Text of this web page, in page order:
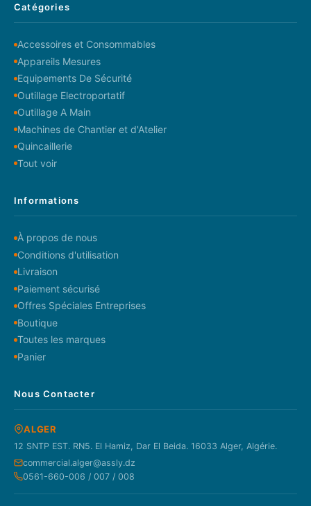
Catégories
Accessoires et Consommables
Appareils Mesures
Equipements De Sécurité
Outillage Electroportatif
Outillage A Main
Machines de Chantier et d'Atelier
Quincaillerie
Tout voir
Informations
À propos de nous
Conditions d'utilisation
Livraison
Paiement sécurisé
Offres Spéciales Entreprises
Boutique
Toutes les marques
Panier
Nous Contacter
ALGER
12 SNTP EST. RN5. El Hamiz, Dar El Beida. 16033 Alger, Algérie.
commercial.alger@assly.dz
0561-660-006 / 007 / 008